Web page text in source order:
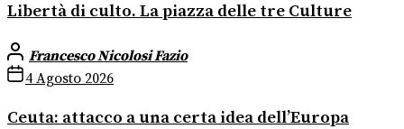
Libertà di culto. La piazza delle tre Culture
Francesco Nicolosi Fazio
4 Agosto 2026
Ceuta: attacco a una certa idea dell’Europa